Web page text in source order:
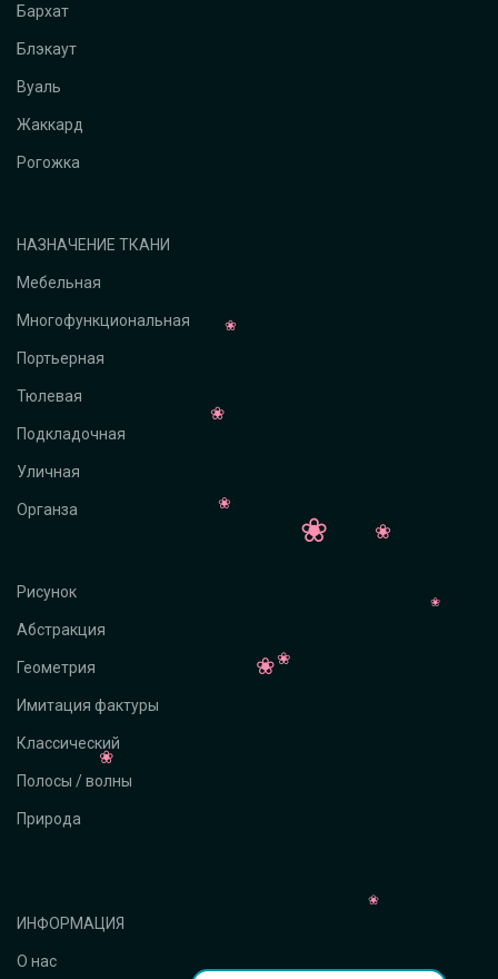
Бархат
Блэкаут
Вуаль
Жаккард
Рогожка
НАЗНАЧЕНИЕ ТКАНИ
Мебельная
Многофункциональная
Портьерная
Тюлевая
Подкладочная
Уличная
Органза
Рисунок
Абстракция
Геометрия
Имитация фактуры
Классический
Полосы / волны
Природа
ИНФОРМАЦИЯ
О нас